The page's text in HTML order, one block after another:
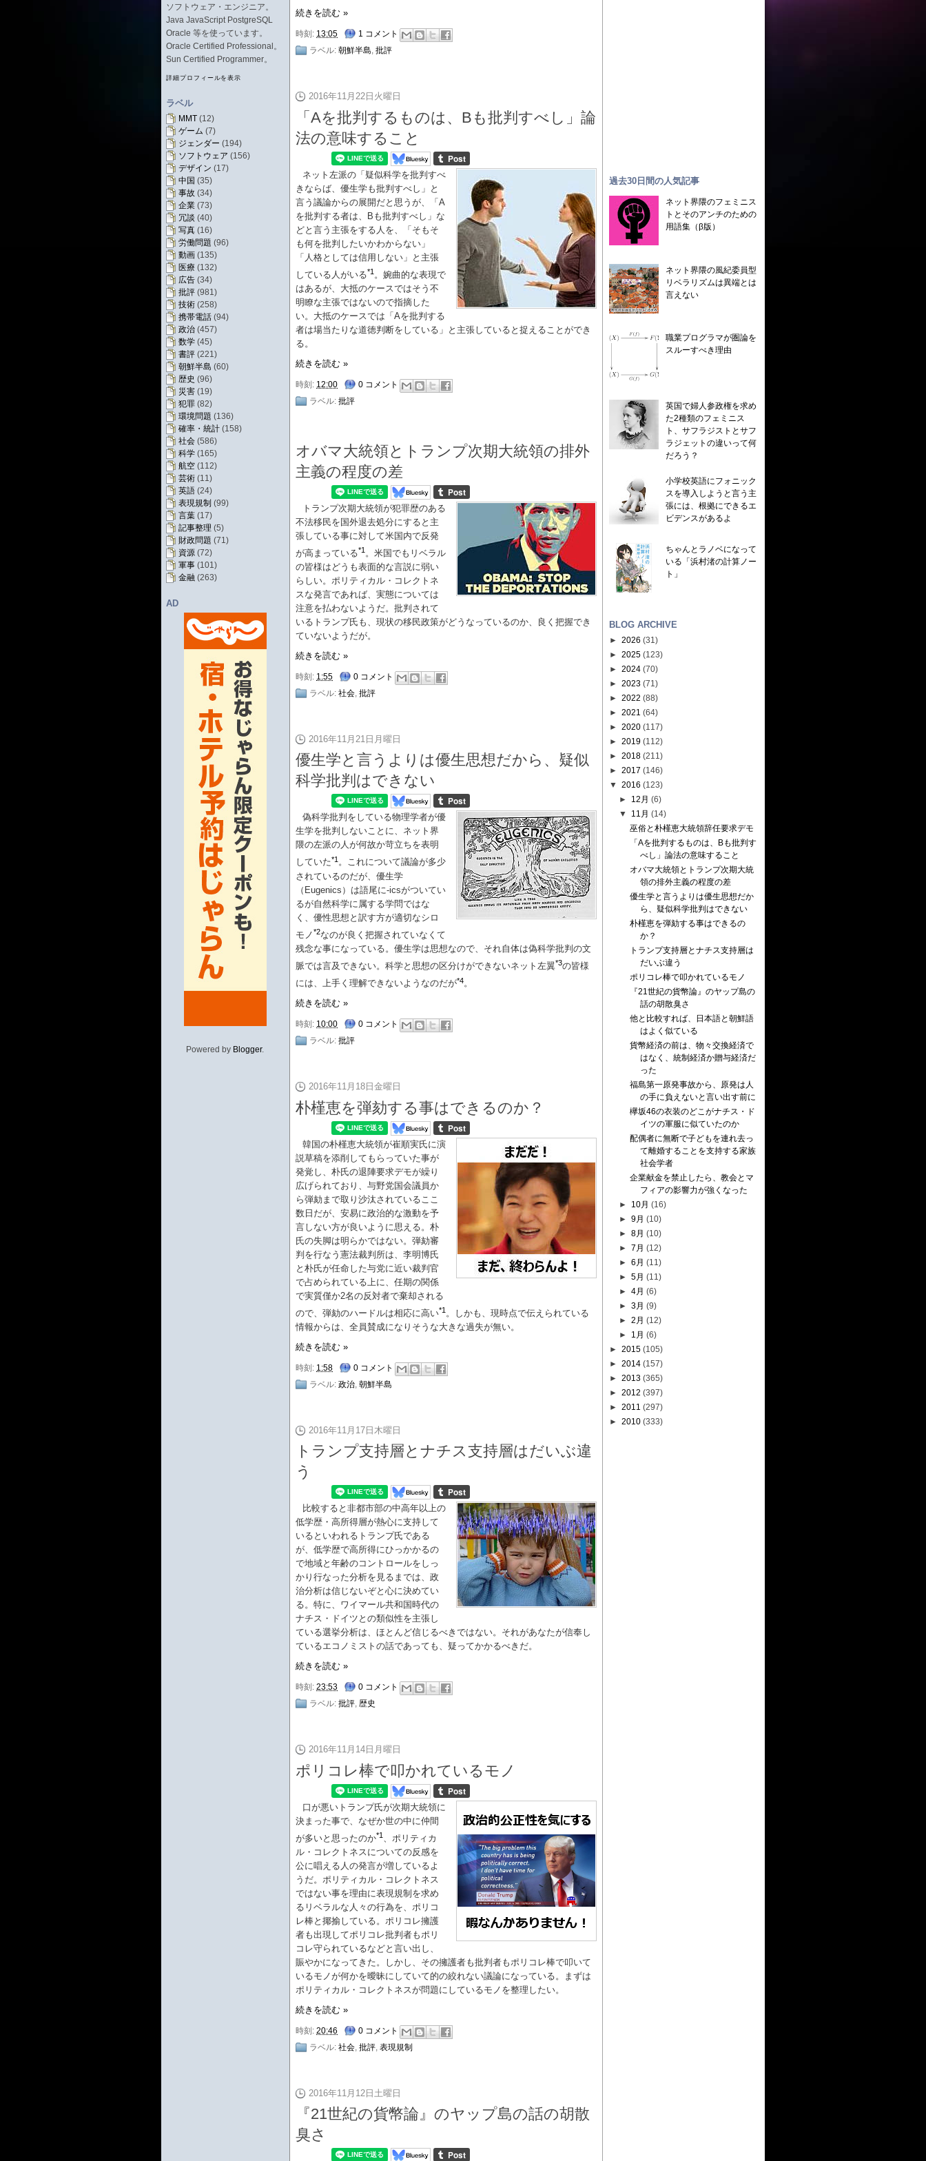
ソフトウェア・エンジニア。
Java JavaScript PostgreSQL
Oracle 等を使っています。
Oracle Certified Professional。
Sun Certified Programmer。
詳細プロフィールを表示
ラベル
MMT (12)
ゲーム (7)
ジェンダー (194)
ソフトウェア (156)
デザイン (17)
中国 (35)
事故 (34)
企業 (73)
冗談 (40)
写真 (16)
労働問題 (96)
動画 (135)
医療 (132)
広告 (34)
批評 (981)
技術 (258)
携帯電話 (94)
政治 (457)
数学 (45)
書評 (221)
朝鮮半島 (60)
歴史 (96)
災害 (19)
犯罪 (82)
環境問題 (136)
確率・統計 (158)
社会 (586)
科学 (165)
航空 (112)
芸術 (11)
英語 (24)
表現規制 (99)
言葉 (17)
記事整理 (5)
財政問題 (71)
資源 (72)
軍事 (101)
金融 (263)
AD
Powered by Blogger.
続きを読む »
時刻: 13:05
1 コメント
ラベル: 朝鮮半島, 批評
2016年11月22日火曜日
「Aを批判するものは、Bも批判すべし」論
法の意味すること
ネット左派の「疑似科学を批判すべ
きならば、優生学も批判すべし」と
言う議論からの展開だと思うが、「A
を批判する者は、Bも批判すべし」な
どと言う主張をする人を、「そもそ
も何を批判したいかわからない」
「人格としては信用しない」と主張
している人がいる*1 。婉曲的な表現で
はあるが、大抵のケースではそう不
明瞭な主張ではないので指摘した
い。大抵のケースでは「Aを批判する
者は場当たりな道徳判断をしている」と主張していると捉えることができ
る。
続きを読む »
時刻: 12:00
0 コメント
ラベル: 批評
オバマ大統領とトランプ次期大統領の排外
主義の程度の差
トランプ次期大統領が犯罪歴のある
不法移民を国外退去処分にすると主
張している事に対して米国内で反発
が高まっている*1 。米国でもリベラル
の皆様はどうも表面的な言説に弱い
らしい。ポリティカル・コレクトネ
スな発言であれば、実態については
注意を払わないようだ。批判されて
いるトランプ氏も、現状の移民政策がどうなっているのか、良く把握でき
ていないようだが。
続きを読む »
時刻: 1:55
0 コメント
ラベル: 社会 批評
2016年11月21日月曜日
優生学と言うよりは優生思想だから、疑似
科学批判はできない
偽科学批判をしている物理学者が優
生学を批判しないことに、ネット界
隈の左派の人が何故か苛立ちを表明
していた*1 。これについて議論が多少
されているのだが、優生学
（Eugenics）は語尾に-icsがついてい
るが自然科学に属する学問ではな
く、優性思想と訳す方が適切なシロ
モノ*2なのが良く把握されていなくて
残念な事になっている。優生学は思想なので、それ自体は偽科学批判の文
脈では言及できない。科学と思想の区分けができないネット左翼*3の皆様
には、上手く理解できないようなのだが*4。
続きを読む »
時刻: 10:00
0 コメント
ラベル: 批評
2016年11月18日金曜日
朴槿恵を弾劾する事はできるのか？
韓国の朴槿恵大統領が崔順実氏に演
説草稿を添削してもらっていた事が
発覚し、朴氏の退陣要求デモが繰り
広げられており、与野党国会議員か
ら弾劾まで取り沙汰されているここ
数日だが、安易に政治的な激動を予
言しない方が良いように思える。朴
氏の失脚は明らかではない。弾劾審
判を行なう憲法裁判所は、李明博氏
と朴氏が任命した与党に近い裁判官
で占められている上に、任期の関係
で実質僅か2名の反対者で棄却される
ので、弾劾のハードルは相応に高い*1 。しかも、現時点で伝えられている
情報からは、全員賛成になりそうな大きな過失が無い。
続きを読む »
時刻: 1:58
0 コメント
ラベル: 政治, 朝鮮半島
2016年11月17日木曜日
トランプ支持層とナチス支持層はだいぶ違
う
比較すると非都市部の中高年以上の
低学歴・高所得層が熱心に支持して
いるといわれるトランプ氏である
が、低学歴で高所得にひっかかるの
で地域と年齢のコントロールをしっ
かり行なった分析を見るまでは、政
治分析は信じないぞと心に決めてい
る。特に、ワイマール共和国時代の
ナチス・ドイツとの類似性を主張し
ている選挙分析は、ほとんど信じるべきではない。それがあなたが信奉し
ているエコノミストの話であっても、疑ってかかるべきだ。
続きを読む »
時刻: 23:53
0 コメント
ラベル: 批評, 歴史
2016年11月14日月曜日
ポリコレ棒で叩かれているモノ
口が悪いトランプ氏が次期大統領に
決まった事で、なぜか世の中に仲間
が多いと思ったのか*1
、ポリティカ
ル・コレクトネスについての反感を
公に唱える人の発言が増しているよ
うだ。ポリティカル・コレクトネス
ではない事を理由に表現規制を求め
るリベラルな人々の行為を、ポリコ
レ棒と揶揄している。ポリコレ擁護
者も出現してポリコレ批判者もポリ
コレ守られているなどと言い出し、
賑やかになってきた。しかし、その擁護者も批判者もポリコレ棒で叩いて
いるモノが何かを曖昧にしていて的の絞れない議論になっている。まずは
ポリティカル・コレクトネスが問題にしているモノを整理したい。
続きを読む »
時刻: 20:46
0 コメント
ラベル: 社会 批評 表現規制
2016年11月12日土曜日
『21世紀の貨幣論』のヤップ島の話の胡散
臭さ
過去30日間の人気記事
ネット界隈のフェミニス
トとそのアンチのための
用語集（β版）
ネット界隈の風紀委員型
リベラリズムは異端とは
言えない
職業プログラマが圏論を
スルーすべき理由
英国で婦人参政権を求め
た2種類のフェミニス
ト、サフラジストとサフ
ラジェットの違いって何
だろう？
小学校英語にフォニック
スを導入しようと言う主
張には、根拠にできるエ
ビデンスがあるよ
ちゃんとラノベになって
いる「浜村渚の計算ノー
ト」
BLOG ARCHIVE
► 2026 (31)
► 2025 (123)
► 2024 (70)
► 2023 (71)
► 2022 (88)
► 2021 (64)
► 2020 (117)
► 2019 (112)
► 2018 (211)
► 2017 (146)
▼ 2016 (123)
► 12月 (6)
▼
11月 (14)
巫俗と朴槿恵大統領辞任要求デモ
「Aを批判するものは、Bも批判す
べし」論法の意味すること
オバマ大統領とトランプ次期大統
領の排外主義の程度の差
優生学と言うよりは優生思想だか
ら、疑似科学批判はできない
朴槿恵を弾劾する事はできるの
か？
トランプ支持層とナチス支持層は
だいぶ違う
ポリコレ棒で叩かれているモノ
『21世紀の貨幣論』のヤップ島の
話の胡散臭さ
他と比較すれば、日本語と朝鮮語
はよく似ている
貨幣経済の前は、物々交換経済で
はなく、統制経済か贈与経済だ
った
福島第一原発事故から、原発は人
の手に負えないと言い出す前に
欅坂46の衣装のどこがナチス・ド
イツの軍服に似ていたのか
配偶者に無断で子どもを連れ去っ
て離婚することを支持する家族
社会学者
企業献金を禁止したら、教会とマ
フィアの影響力が強くなった
► 10月 (16)
►9月 (10)
►8月 (10)
►7月 (12)
►6月 (11)
►5月 (11)
►4月 (6)
►3月 (9)
►2月 (12)
► 1月 (6)
► 2015 (105)
► 2014 (157)
► 2013 (365)
► 2012 (397)
► 2011 (297)
► 2010 (333)